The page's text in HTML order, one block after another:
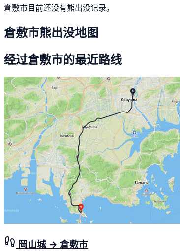
倉敷市目前还没有熊出没记录。
倉敷市熊出没地图
经过倉敷市的最近路线
岡山城 → 倉敷市